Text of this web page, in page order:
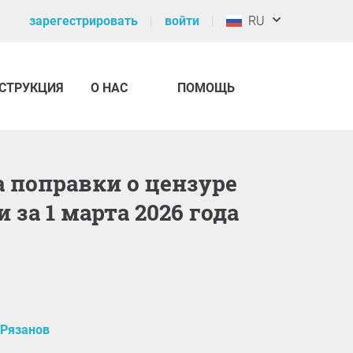
зарегестрировать войти RU
О НАС ПОМОЩЬ
1 марта 2026 года